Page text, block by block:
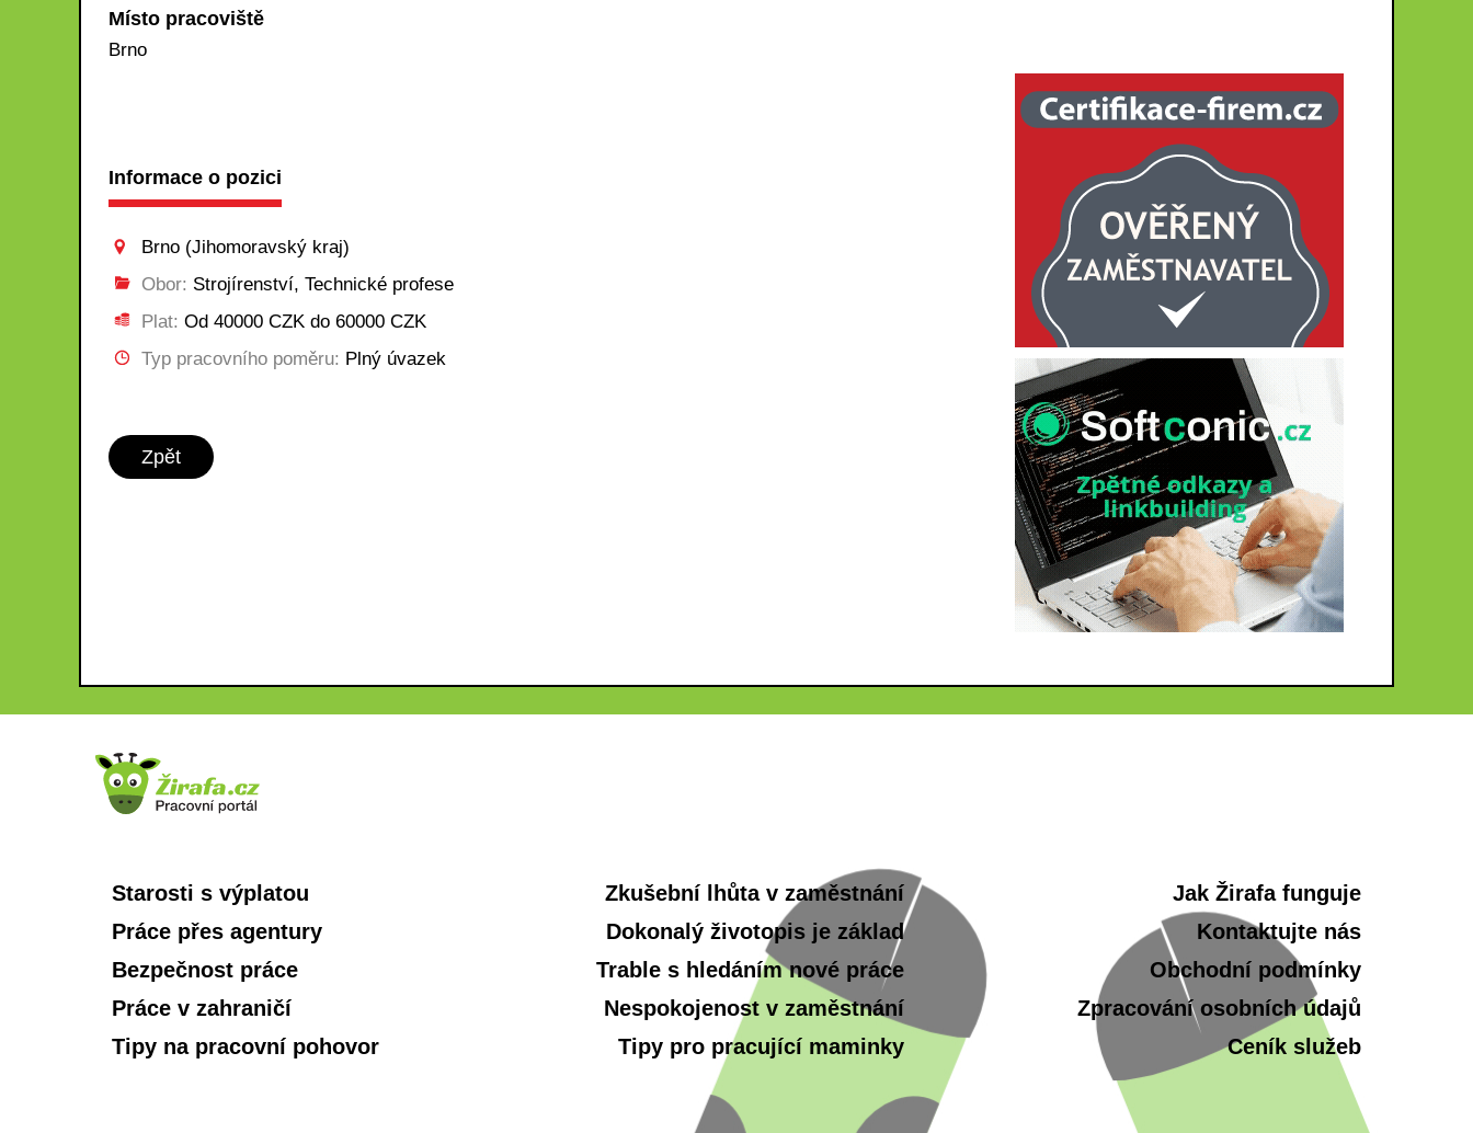
Místo pracoviště
Brno
Informace o pozici
Brno (Jihomoravský kraj)
Obor: Strojírenství, Technické profese
Plat: Od 40000 CZK do 60000 CZK
Typ pracovního poměru: Plný úvazek
Zpět
Starosti s výplatou
Práce přes agentury
Bezpečnost práce
Práce v zahraničí
Tipy na pracovní pohovor
Zkušební lhůta v zaměstnání
Dokonalý životopis je základ
Trable s hledáním nové práce
Nespokojenost v zaměstnání
Tipy pro pracující maminky
Jak Žirafa funguje
Kontaktujte nás
Obchodní podmínky
Zpracování osobních údajů
Ceník služeb